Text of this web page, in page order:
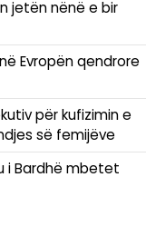
jetën nënë e bir
Evropën qendrore
për kufizimin e
së femijëve
i Bardhë mbetet